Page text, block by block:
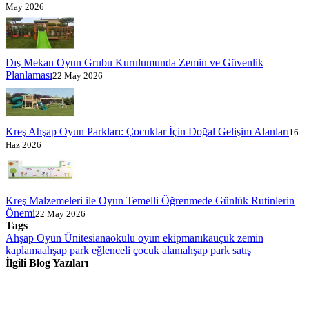
May 2026
Dış Mekan Oyun Grubu Kurulumunda Zemin ve Güvenlik
Planlaması22 May 2026
Kreş Ahşap Oyun Parkları: Çocuklar İçin Doğal Gelişim Alanları16
Haz 2026
Kreş Malzemeleri ile Oyun Temelli Öğrenmede Günlük Rutinlerin
Önemi22 May 2026
Tags
Ahşap Oyun Ünitesianaokulu oyun ekipmanıkauçuk zemin
kaplamaahşap park eğlenceli çocuk alanıahşap park satış
İlgili Blog Yazıları